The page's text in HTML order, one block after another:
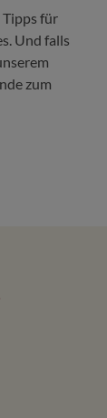
Tipps für
Und falls
zum